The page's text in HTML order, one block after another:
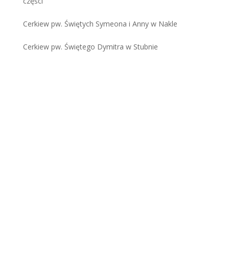
Cerkiew pw. Świętych Symeona i Anny w Nakle
Cerkiew pw. Świętego Dymitra w Stubnie